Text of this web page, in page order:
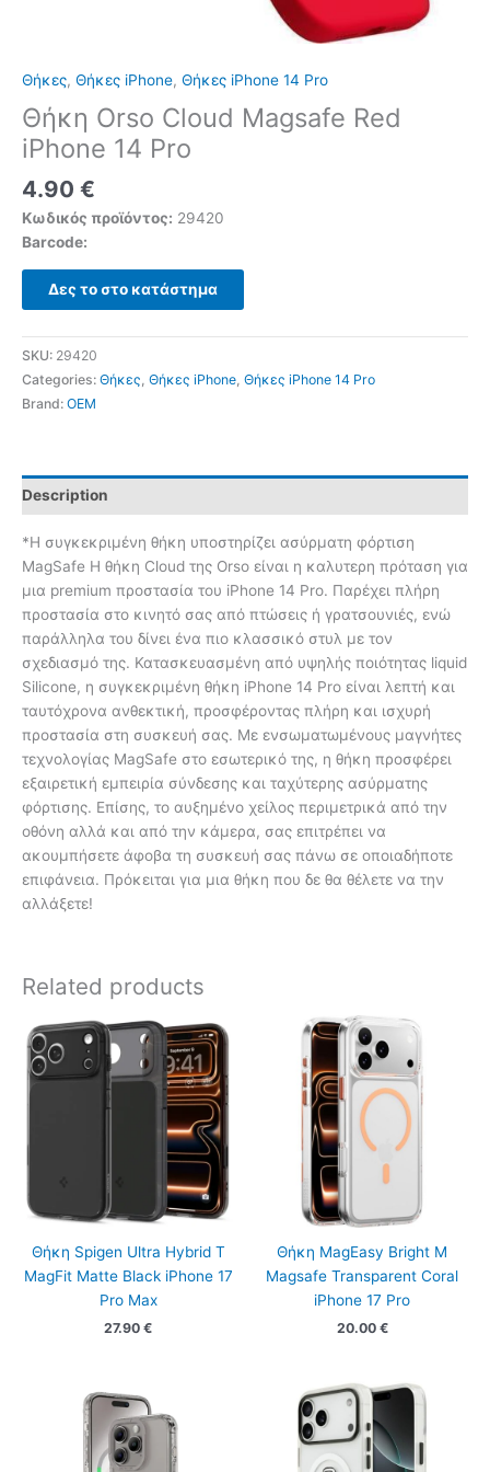
Θήκες, Θήκες iPhone, Θήκες iPhone 14 Pro
Θήκη Orso Cloud Magsafe Red
iPhone 14 Pro
4.90 €
Κωδικός προϊόντος: 29420
Barcode:
Δες το στο κατάστημα
SKU: 29420
Categories: Θήκες Θήκες iPhone Θήκες iPhone 14 Pro
Brand: OEM
Description
*Η συγκεκριμένη θήκη υποστηρίζει ασύρματη φόρτιση
MagSafe Η θήκη Cloud της Orso είναι η καλυτερη πρόταση για
μια premium προστασία του iPhone 14 Pro. Παρέχει πλήρη
προστασία στο κινητό σας από πτώσεις ή γρατσουνιές, ενώ
παράλληλα του δίνει ένα πιο κλασσικό στυλ με τον
σχεδιασμό της. Κατασκευασμένη από υψηλής ποιότητας liquid
Silicone, η συγκεκριμένη θήκη iPhone 14 Pro είναι λεπτή και
ταυτόχρονα ανθεκτική, προσφέροντας πλήρη και ισχυρή
προστασία στη συσκευή σας. Με ενσωματωμένους μαγνήτες
τεχνολογίας MagSafe στο εσωτερικό της, η θήκη προσφέρει
εξαιρετική εμπειρία σύνδεσης και ταχύτερης ασύρματης
φόρτισης. Επίσης, το αυξημένο χείλος περιμετρικά από την
οθόνη αλλά και από την κάμερα, σας επιτρέπει να
ακουμπήσετε άφοβα τη συσκευή σας πάνω σε οποιαδήποτε
επιφάνεια. Πρόκειται για μια θήκη που δε θα θέλετε να την
αλλάξετε!
Related products
Θήκη Spigen Ultra Hybrid T
MagFit Matte Black iPhone 17
Pro Max
27.90 €
Θήκη MagEasy Bright M
Magsafe Transparent Coral
iPhone 17 Pro
20.00 €